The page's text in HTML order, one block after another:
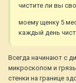
чистите ли вы
моему щенку 5
каждый день
Всегда начинают с
микроскопом и
стенки на границе